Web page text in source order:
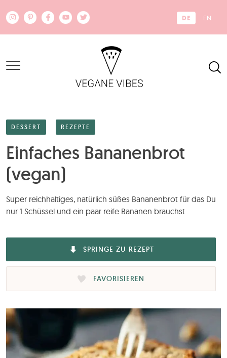
DE EN
DESSERT REZEPTE
Einfaches Bananenbrot
(vegan)
Super reichhaltiges, natürlich süßes Bananenbrot für das Du
nur 1 Schüssel und ein paar reife Bananen brauchst
SPRINGE ZU REZEPT
FAVORISIEREN